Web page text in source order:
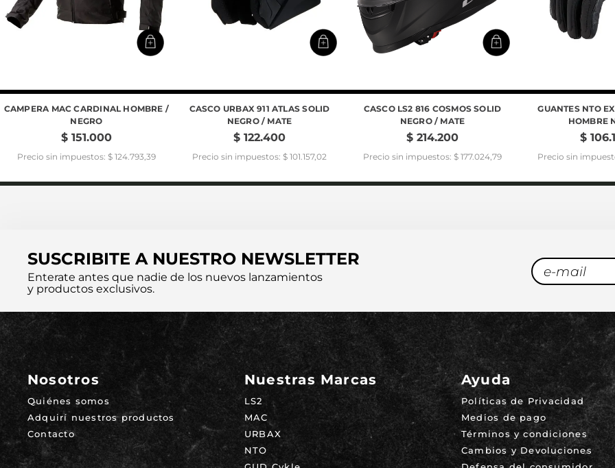
CAMPERA MAC CARDINAL HOMBRE /
NEGRO
$ 151.000
Precio sin impuestos: $ 124.793,39
CASCO URBAX 911 ATLAS SOLID
NEGRO / MATE
$ 122.400
Precio sin impuestos: $ 101.157,02
CASCO LS2 816 COSMOS SOLID
NEGRO / MATE
$ 214.200
Precio sin impuestos: $ 177.024,79
GUANTES NTO
HOMBRE
$ 106.
Precio sin
SUSCRIBITE A NUESTRO NEWSLETTER
Enterate antes que nadie de los nuevos lanzamientos
y productos exclusivos.
Nosotros
Quiénes somos
Adquirí nuestros productos
Contacto
Nuestras Marcas
LS2
MAC
URBAX
NTO
Ayuda
Políticas de Privacidad
Medios de pago
Términos y condiciones
Cambios y Devoluciones